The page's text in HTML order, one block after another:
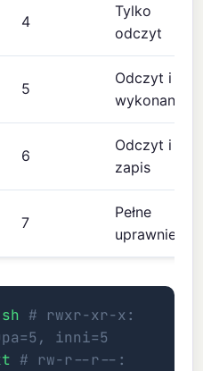
4
Tylko
odczyt
5
Odczyt i
wykonanie
6
Odczyt i
zapis
7
Pełne
uprawnienia
# rwxr-xr-x:
inni=5
# rw-r--r--: